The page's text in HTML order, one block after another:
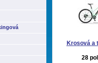
Krosová a
28